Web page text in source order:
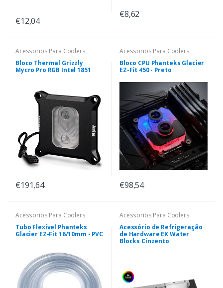
€12,04
€8,62
Acessorios Para Coolers
Bloco Thermal Grizzly
Mycro Pro RGB Intel 1851
€191,64
Acessorios Para Coolers
Bloco CPU Phanteks Glacier
EZ-Fit 450 - Preto
€98,54
Acessorios Para Coolers
Tubo Flexível Phanteks
Glacier EZ-Fit 16/10mm - PVC
Acessorios Para Coolers
Acessório de Refrigeração
de Hardware EK Water
Blocks Cinzento